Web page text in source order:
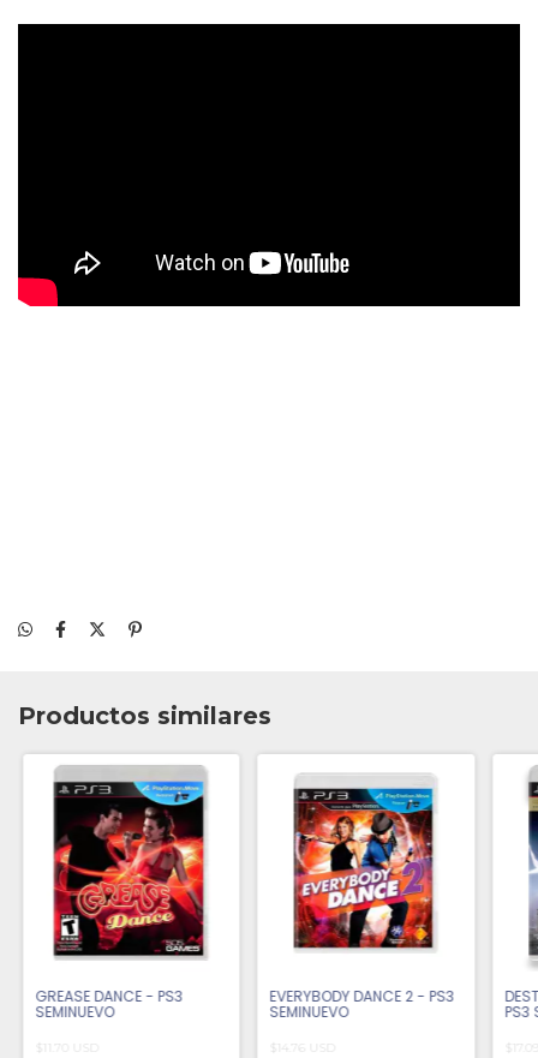
Productos similares
GREASE DANCE - PS3
SEMINUEVO
$11.70 USD
EVERYBODY DANCE 2 - PS3
SEMINUEVO
$14.76 USD
PS3